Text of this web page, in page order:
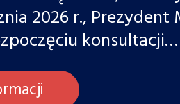
2026 r., Prezydent
konsultacji…